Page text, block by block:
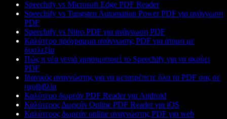
Speechify vs Microsoft Edge PDF Reader
Speechify vs Tungsten Automation Power PDF για ανάγνωση
PDF
Speechify vs Nitro PDF για ανάγνωση PDF
Καλύτερο πρόγραμμα ανάγνωσης PDF για άτομα με
δυσλεξία
Πώς η νέα γενιά χρησιμοποιεί το Speechify για να ακούει
PDF
Ιδανικός αναγνώστης για να μετατρέπετε όλα τα PDF σας σε
ηχοβιβλία
Καλύτερο δωρεάν PDF Reader για Android
Καλύτερος Δωρεάν Online PDF Reader για iOS
Καλύτερος δωρεάν online αναγνώστης PDF για web